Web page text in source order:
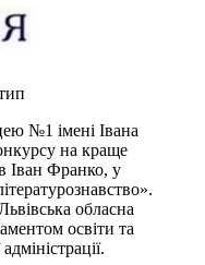
№1 імені Івана
на краще
Іван Франко, у
обласна
освіти та